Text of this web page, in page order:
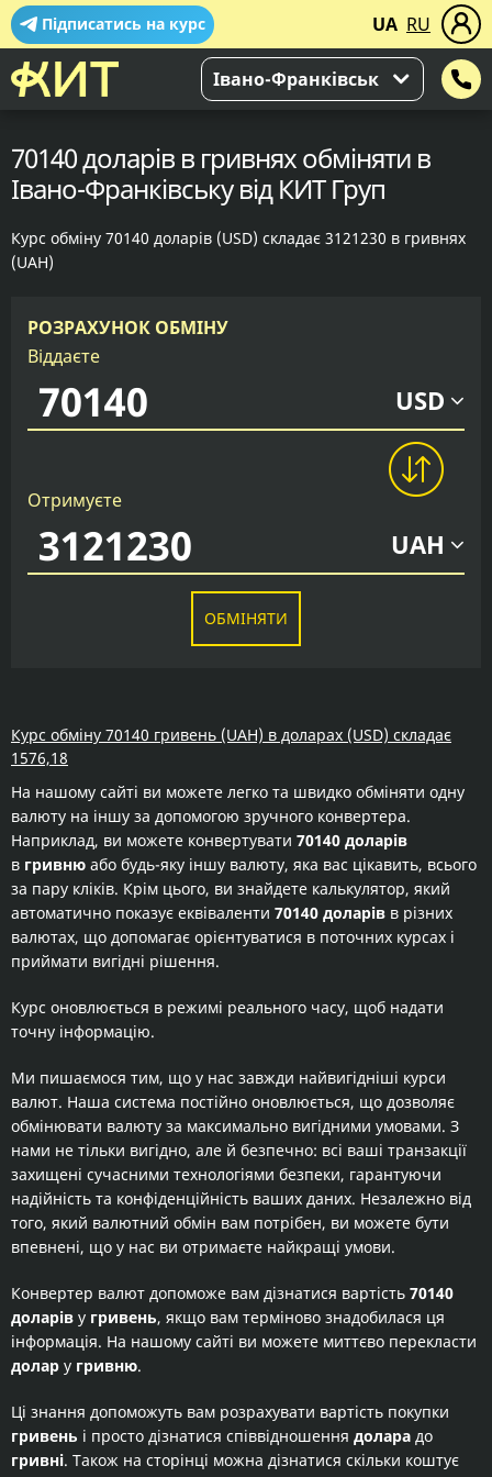
Підписатись на курс UA RU
Івано-Франківськ
70140 доларів в гривнях обміняти в
Івано-Франківську від КИТ Груп
Курс обміну 70140 доларів (USD) складає 3121230 в гривнях
(UAH)
РОЗРАХУНОК ОБМІНУ
Віддаєте
USD
Отримуєте
UAH
ОБМІНЯТИ
Курс обміну 70140 гривень (UAH) в доларах (USD) складає
1576,18
На нашому сайті ви можете легко та швидко обміняти одну
валюту на іншу за допомогою зручного конвертера.
Наприклад, ви можете конвертувати 70140 доларів
в гривню або будь-яку іншу валюту, яка вас цікавить, всього
за пару кліків. Крім цього, ви знайдете калькулятор, який
автоматично показує еквіваленти 70140 доларів в різних
валютах, що допомагає орієнтуватися в поточних курсах і
приймати вигідні рішення.
Курс оновлюється в режимі реального часу, щоб надати
точну інформацію.
Ми пишаємося тим, що у нас завжди найвигідніші курси
валют. Наша система постійно оновлюється, що дозволяє
обмінювати валюту за максимально вигідними умовами. З
нами не тільки вигідно, але й безпечно: всі ваші транзакції
захищені сучасними технологіями безпеки, гарантуючи
надійність та конфіденційність ваших даних. Незалежно від
того, який валютний обмін вам потрібен, ви можете бути
впевнені, що у нас ви отримаєте найкращі умови.
Конвертер валют допоможе вам дізнатися вартість 70140
доларів у гривень, якщо вам терміново знадобилася ця
інформація. На нашому сайті ви можете миттєво перекласти
долар у гривню.
Ці знання допоможуть вам розрахувати вартість покупки
гривень і просто дізнатися співвідношення долара до
гривні. Також на сторінці можна дізнатися скільки коштує